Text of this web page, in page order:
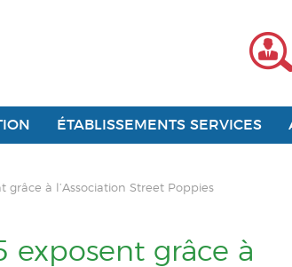
ÉTABLISSEMENTS SERVICES
grâce à l’Association Street Poppies
exposent grâce à